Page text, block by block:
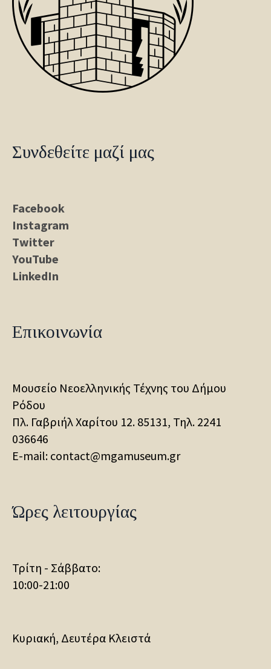
Συνδεθείτε μαζί μας
Facebook
Instagram
Twitter
YouTube
LinkedIn
Επικοινωνία
Μουσείο Νεοελληνικής Τέχνης του Δήμου
Ρόδου
Πλ. Γαβριήλ Χαρίτου 12. 85131, Τηλ. 2241
036646
E-mail: contact@mgamuseum.gr
Ώρες λειτουργίας
Τρίτη - Σάββατο:
10:00-21:00
Κυριακή, Δευτέρα Κλειστά